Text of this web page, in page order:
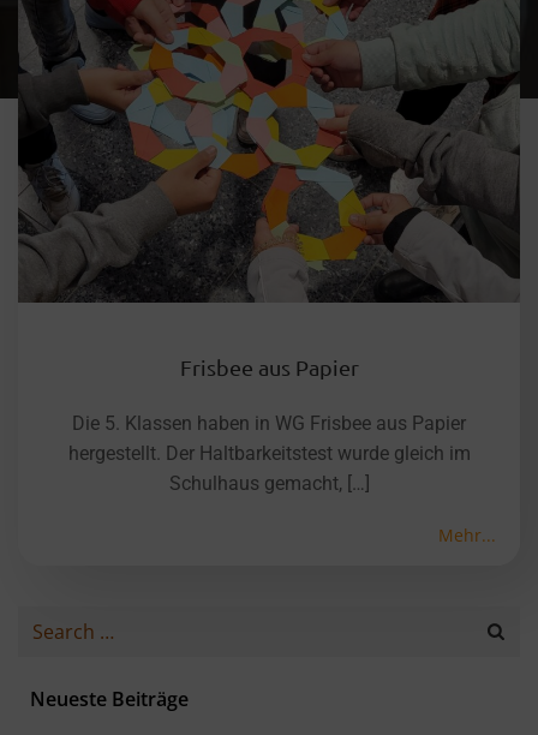
Frisbee aus Papier
Die 5. Klassen haben in WG Frisbee aus Papier
hergestellt. Der Haltbarkeitstest wurde gleich im
Schulhaus gemacht, […]
Mehr...
Search
Neueste Beiträge